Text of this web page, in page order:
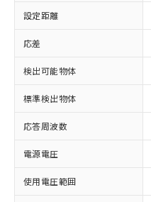
設定距離
応差
検出可能物体
標準検出物体
応答周波数
電源電圧
使用電圧範囲